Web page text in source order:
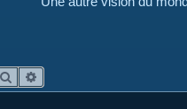
Rechercher